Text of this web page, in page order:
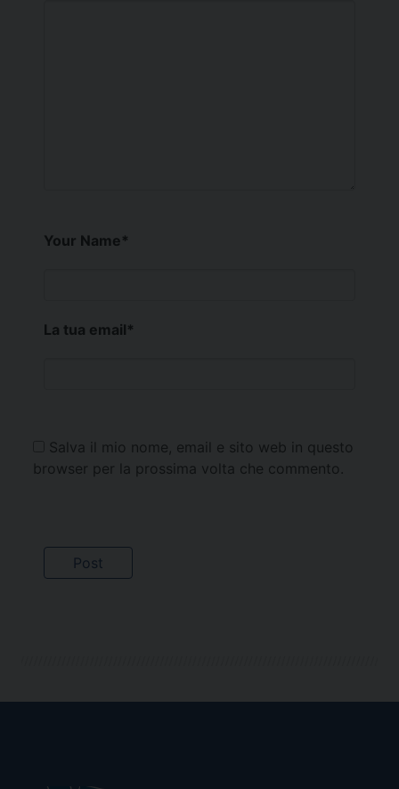
Your Name*
La tua email*
Salva il mio nome, email e sito web in questo
browser per la prossima volta che commento.